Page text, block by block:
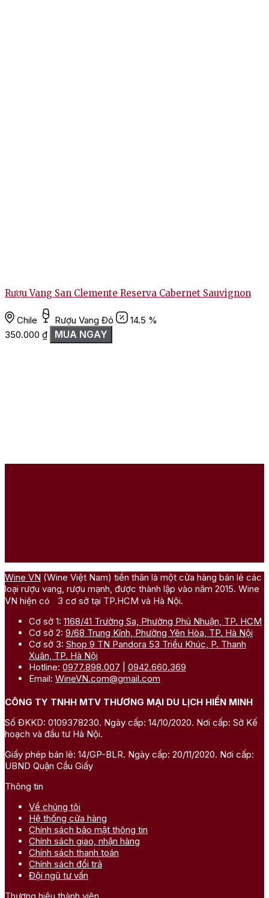
Rượu Vang San Clemente Reserva Cabernet Sauvignon
Chile Rượu Vang Đỏ
14.5 %
350.000 ₫ MUA NGAY
Wine VN (Wine Việt Nam) tiền thân là một cửa hàng bán lẻ các
loại rượu vang, rượu mạnh, được thành lập vào năm 2015. Wine
VN hiện có 3 cơ sở tại TP.HCM và Hà Nội.
Cơ sở 1: 1168/41 Trường Sa, Phường Phú Nhuận, TP. HCM
Cơ sở 2: 9/68 Trung Kính, Phường Yên Hòa, TP. Hà Nội
Cơ sở 3: Shop 9 TN Pandora 53 Triều Khúc, P. Thanh
Xuân, TP. Hà Nội
Hotline: 0977.898.007
0942.660.369
Email: WineVN.com@gmail.com
CÔNG TY TNHH MTV THƯƠNG MẠI DU LỊCH HIỀN MINH
Số ĐKKD: 0109378230. Ngày cấp: 14/10/2020. Nơi cấp: Sở Kế
hoạch và đầu tư Hà Nội.
Giấy phép bán lẻ: 14/GP-BLR. Ngày cấp: 20/11/2020. Nơi cấp:
UBND Quận Cầu Giấy
Thông tin
Về chúng tôi
Hệ thống cửa hàng
Chính sách bảo mật thông tin
Chính sách giao, nhận hàng
Chính sách thanh toán
Chính sách đổi trả
Đội ngũ tư vấn